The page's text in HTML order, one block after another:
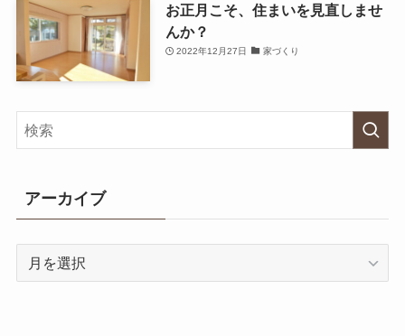
お正月こそ、住まいを見直しませ
んか？
2022年12月27日 家づくり
アーカイブ